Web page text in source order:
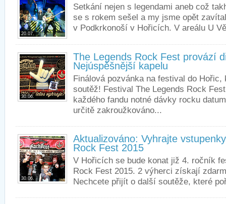
20.07.
Setkání nejen s legendami aneb což
se s rokem sešel a my jsme opět
v Podkrkonoší v Hořicích. V areálu U
30.06.
The Legends Rock Fest provází
Nejúspěšnější kapelu
Finálová pozvánka na festival do
soutěž! Festival The Legends Rock
každého fandu notné dávky rocku
určitě zakroužkováno...
30.06.
Aktualizováno: Vyhrajte
Rock Fest 2015
V Hořicích se bude konat již 4. ročník
Rock Fest 2015. 2 výherci získají
Nechcete přijít o další soutěže, které